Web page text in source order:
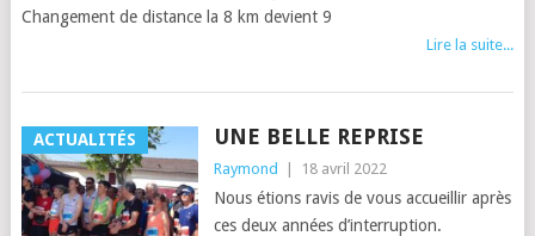
Changement de distance la 8 km devient 9
Lire la suite...
ACTUALITÉS UNE BELLE REPRISE
Raymond 18 avril 2022
Nous étions ravis de vous accueillir après
ces deux années d’interruption.